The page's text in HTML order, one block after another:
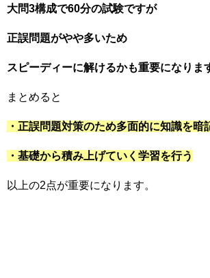
大問3構成で60分の試験ですが
正誤問題がやや多いため
スピーディーに解けるかも重要になりま
まとめると
・正誤問題対策のため多面的に知識を暗
・基礎から積み上げていく学習を行う
以上の2点が重要になります。